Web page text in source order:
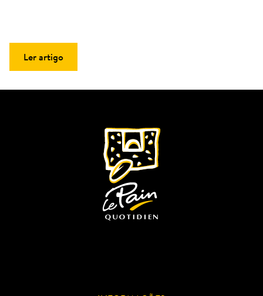
Ler artigo